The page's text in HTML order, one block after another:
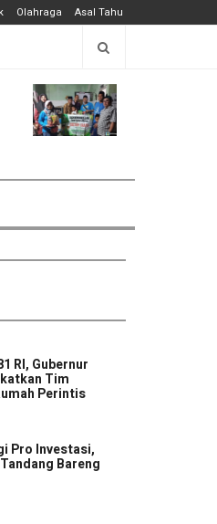
Olahraga Asal Tahu
RI, Gubernur
Tim
Perintis
Pro Investasi,
Bareng